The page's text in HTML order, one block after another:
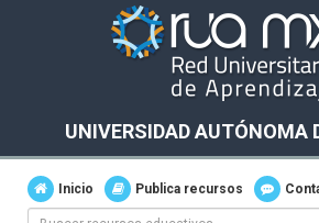
UNIVERSIDAD AUTÓNOMA
Inicio Publica recursos